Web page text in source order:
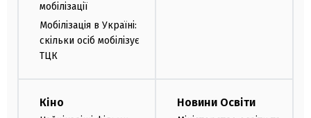
мобілізації
Мобілізація в Україні:
скільки осіб мобілізує
ТЦК
Кіно Новини Освіти